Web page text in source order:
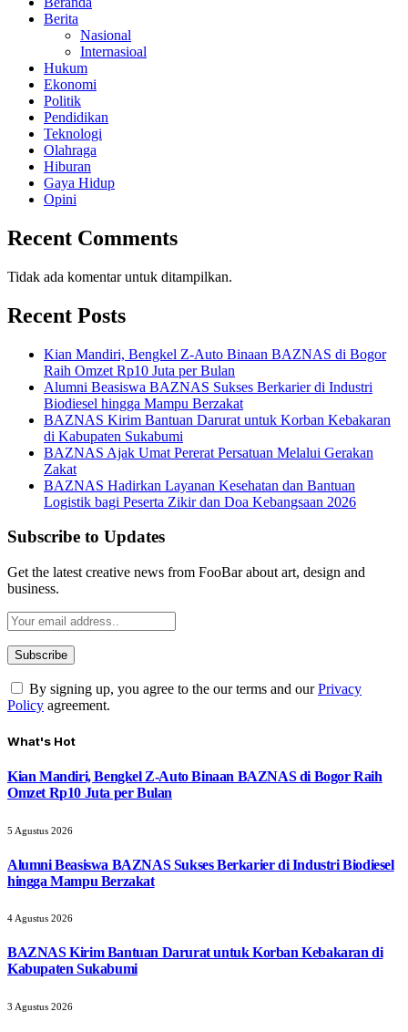
Berita
Nasional
Internasioal
Hukum
Ekonomi
Politik
Pendidikan
Teknologi
Olahraga
Hiburan
Gaya Hidup
Opini
Recent Comments
Tidak ada komentar untuk ditampilkan.
Recent Posts
Kian Mandiri, Bengkel Z-Auto Binaan BAZNAS di Bogor
Raih Omzet Rp10 Juta per Bulan
Alumni Beasiswa BAZNAS Sukses Berkarier di Industri
Biodiesel hingga Mampu Berzakat
BAZNAS Kirim Bantuan Darurat untuk Korban Kebakaran
di Kabupaten Sukabumi
BAZNAS Ajak Umat Pererat Persatuan Melalui Gerakan
Zakat
BAZNAS Hadirkan Layanan Kesehatan dan Bantuan
Logistik bagi Peserta Zikir dan Doa Kebangsaan 2026
Subscribe to Updates
Get the latest creative news from FooBar about art, design and
business.
By signing up, you agree to the our terms and ourPrivacy
Policy agreement.
What's Hot
Kian Mandiri, Bengkel Z-Auto Binaan BAZNAS di Bogor Raih
Omzet Rp10 Juta per Bulan
5 Agustus 2026
Alumni Beasiswa BAZNAS Sukses Berkarier di Industri Biodiesel
hingga Mampu Berzakat
4 Agustus 2026
BAZNAS Kirim Bantuan Darurat untuk Korban Kebakaran di
Kabupaten Sukabumi
3 Agustus 2026